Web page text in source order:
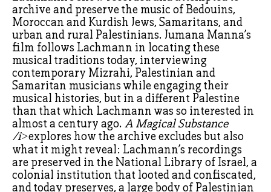
archive and preserve the music of Bedouins,
Moroccan and Kurdish Jews, Samaritans, and
urban and rural Palestinians. Jumana Manna’s
film follows Lachmann in locating these
musical traditions today, interviewing
contemporary Mizrahi, Palestinian and
Samaritan musicians while engaging their
musical histories, but in a different Palestine
than that which Lachmann was so interested in
almost a century ago. A Magical Substance
/i>explores how the archive excludes but also
what it might reveal: Lachmann’s recordings
are preserved in the National Library of Israel, a
colonial institution that looted and confiscated,
and today preserves, a large body of Palestinian